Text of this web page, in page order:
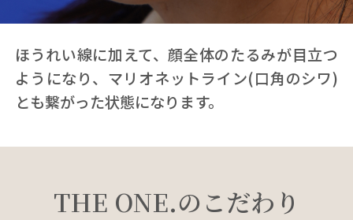
ほうれい線に加えて、顔全体のたるみが目立つ
ようになり、マリオネットライン(口角のシワ)
とも繋がった状態になります。
THE ONE.のこだわり